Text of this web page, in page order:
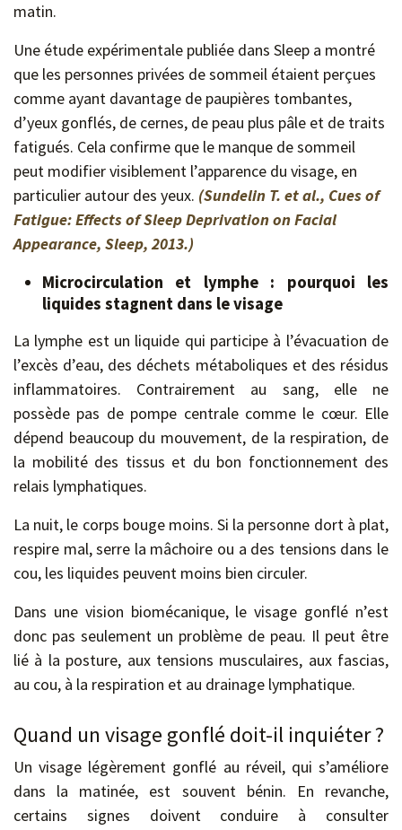
matin.
Une étude expérimentale publiée dans Sleep a montré
que les personnes privées de sommeil étaient perçues
comme ayant davantage de paupières tombantes,
d’yeux gonflés, de cernes, de peau plus pâle et de traits
fatigués. Cela confirme que le manque de sommeil
peut modifier visiblement l’apparence du visage, en
particulier autour des yeux. (Sundelin T. et al., Cues of
Fatigue: Effects of Sleep Deprivation on Facial
Appearance, Sleep, 2013.)
Microcirculation et lymphe : pourquoi les
liquides stagnent dans le visage
La lymphe est un liquide qui participe à l’évacuation de
l’excès d’eau, des déchets métaboliques et des résidus
inflammatoires. Contrairement au sang, elle ne
possède pas de pompe centrale comme le cœur. Elle
dépend beaucoup du mouvement, de la respiration, de
la mobilité des tissus et du bon fonctionnement des
relais lymphatiques.
La nuit, le corps bouge moins. Si la personne dort à plat,
respire mal, serre la mâchoire ou a des tensions dans le
cou, les liquides peuvent moins bien circuler.
Dans une vision biomécanique, le visage gonflé n’est
donc pas seulement un problème de peau. Il peut être
lié à la posture, aux tensions musculaires, aux fascias,
au cou, à la respiration et au drainage lymphatique.
Quand un visage gonflé doit-il inquiéter ?
Un visage légèrement gonflé au réveil, qui s’améliore
dans la matinée, est souvent bénin. En revanche,
certains signes doivent conduire à consulter